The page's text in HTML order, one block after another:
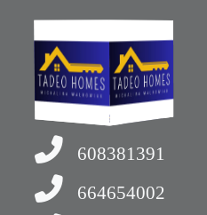
608381391
664654002